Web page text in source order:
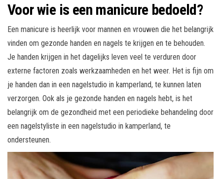
Voor wie is een manicure bedoeld?
Een manicure is heerlijk voor mannen en vrouwen die het belangrijk
vinden om gezonde handen en nagels te krijgen en te behouden.
Je handen krijgen in het dagelijks leven veel te verduren door
externe factoren zoals werkzaamheden en het weer. Het is fijn om
je handen dan in een nagelstudio in kamperland, te kunnen laten
verzorgen. Ook als je gezonde handen en nagels hebt, is het
belangrijk om de gezondheid met een periodieke behandeling door
een nagelstyliste in een nagelstudio in kamperland, te
ondersteunen.